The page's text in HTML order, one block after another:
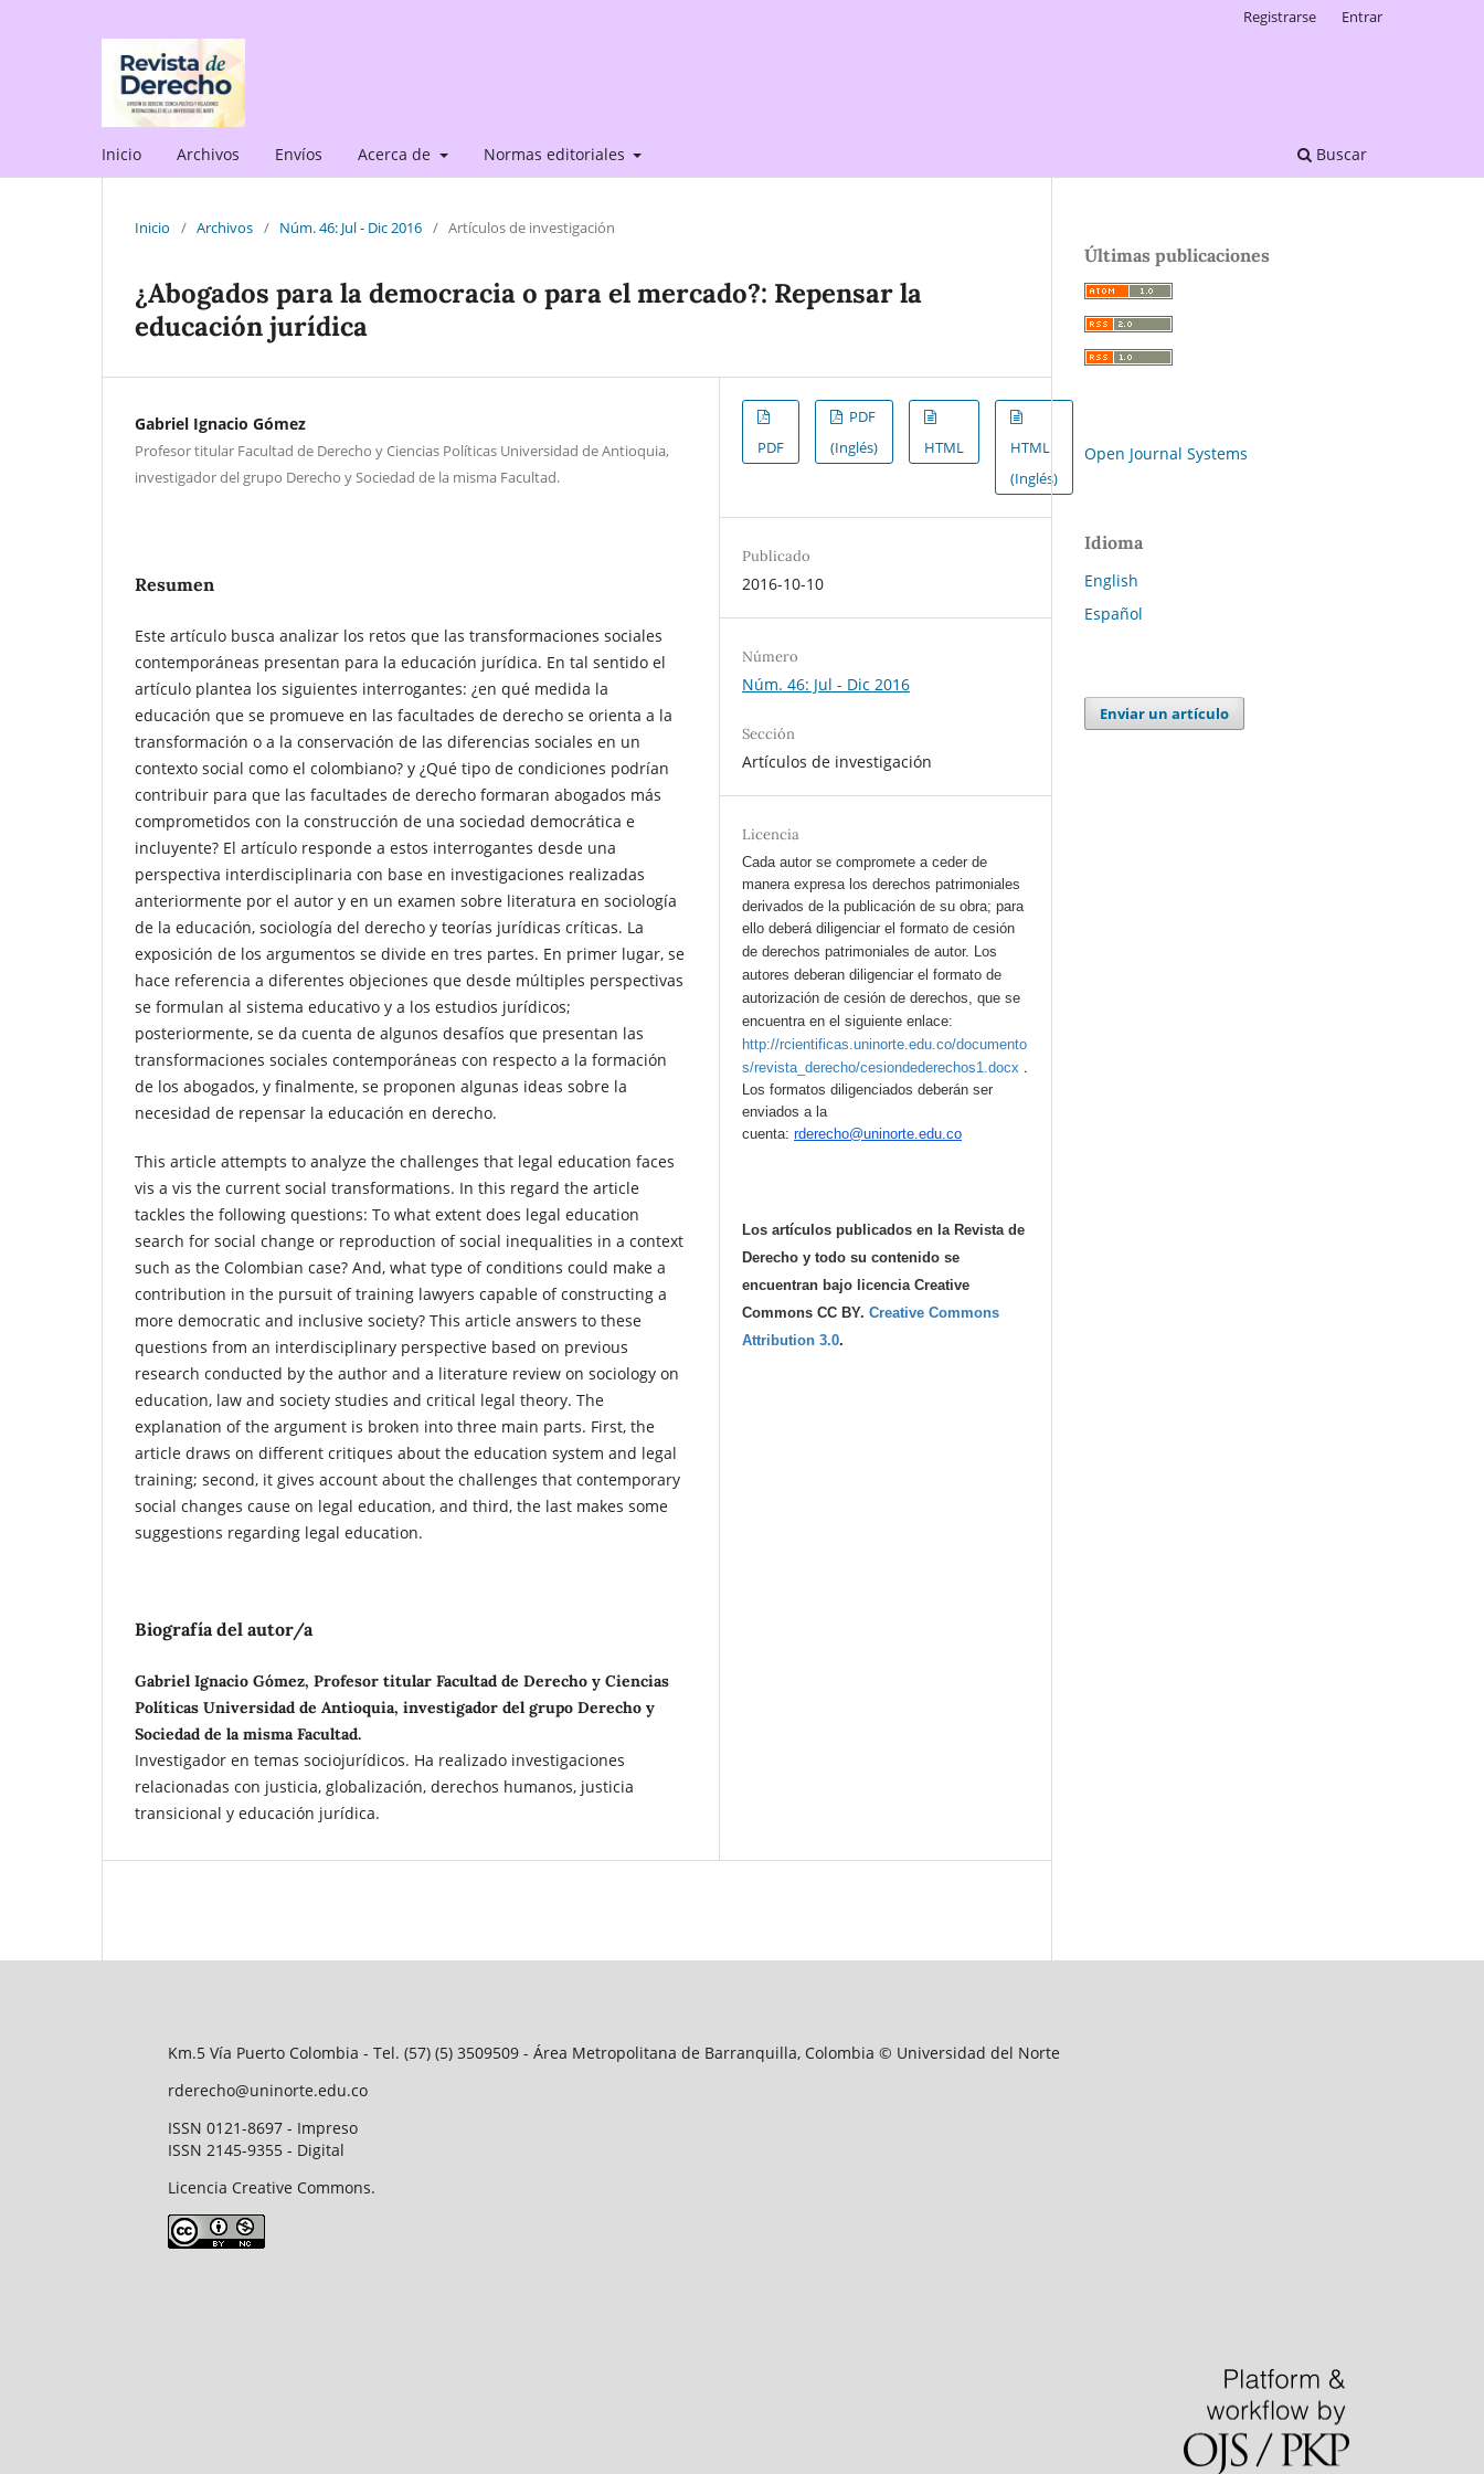
Inicio Archivos Envíos Acerca de Normas editoriales Buscar
Registrarse Entrar
Inicio / Archivos / Núm. 46: Jul - Dic 2016 / Artículos de investigación
¿Abogados para la democracia o para el mercado?: Repensar la
educación jurídica
Gabriel Ignacio Gómez
Profesor titular Facultad de Derecho y Ciencias Políticas Universidad de Antioquia,
investigador del grupo Derecho y Sociedad de la misma Facultad.
Resumen
Este artículo busca analizar los retos que las transformaciones sociales
contemporáneas presentan para la educación jurídica. En tal sentido el
artículo plantea los siguientes interrogantes: ¿en qué medida la
educación que se promueve en las facultades de derecho se orienta a la
transformación o a la conservación de las diferencias sociales en un
contexto social como el colombiano? y ¿Qué tipo de condiciones podrían
contribuir para que las facultades de derecho formaran abogados más
comprometidos con la construcción de una sociedad democrática e
incluyente? El artículo responde a estos interrogantes desde una
perspectiva interdisciplinaria con base en investigaciones realizadas
anteriormente por el autor y en un examen sobre literatura en sociología
de la educación, sociología del derecho y teorías jurídicas críticas. La
exposición de los argumentos se divide en tres partes. En primer lugar, se
hace referencia a diferentes objeciones que desde múltiples perspectivas
se formulan al sistema educativo y a los estudios jurídicos;
posteriormente, se da cuenta de algunos desafíos que presentan las
transformaciones sociales contemporáneas con respecto a la formación
de los abogados, y finalmente, se proponen algunas ideas sobre la
necesidad de repensar la educación en derecho.
This article attempts to analyze the challenges that legal education faces
vis a vis the current social transformations. In this regard the article
tackles the following questions: To what extent does legal education
search for social change or reproduction of social inequalities in a context
such as the Colombian case? And, what type of conditions could make a
contribution in the pursuit of training lawyers capable of constructing a
more democratic and inclusive society? This article answers to these
questions from an interdisciplinary perspective based on previous
research conducted by the author and a literature review on sociology on
education, law and society studies and critical legal theory. The
explanation of the argument is broken into three main parts. First, the
article draws on different critiques about the education system and legal
training; second, it gives account about the challenges that contemporary
social changes cause on legal education, and third, the last makes some
suggestions regarding legal education.
Biografía del autor/a
Gabriel Ignacio Gómez, Profesor titular Facultad de Derecho y Ciencias
Políticas Universidad de Antioquia, investigador del grupo Derecho y
Sociedad de la misma Facultad.
Investigador en temas sociojurídicos. Ha realizado investigaciones
relacionadas con justicia, globalización, derechos humanos, justicia
transicional y educación jurídica.
PDF
PDF
(Inglés)
HTML
HTML
(Inglés)
Publicado
2016-10-10
Número
Núm. 46: Jul - Dic 2016
Sección
Artículos de investigación
Licencia
Cada autor se compromete a ceder de
manera expresa los derechos patrimoniales
derivados de la publicación de su obra; para
ello deberá diligenciar el formato de cesión
de derechos patrimoniales de autor. Los
autores deberan diligenciar el formato de
autorización de cesión de derechos, que se
encuentra en el siguiente enlace:
http://rcientificas.uninorte.edu.co/documento
s/revista_derecho/cesiondederechos1.docx .
Los formatos diligenciados deberán ser
enviados a la
cuenta:rderecho@uninorte.edu.co
Los artículos publicados en la Revista de
Derecho y todo su contenido se
encuentran bajo licencia Creative
Commons CC BY.Creative Commons
Attribution 3.0.
Últimas publicaciones
Open Journal Systems
Idioma
English
Español
Enviar un artículo
Km.5 Vía Puerto Colombia - Tel. (57) (5) 3509509 - Área Metropolitana de Barranquilla, Colombia © Universidad del Norte
rderecho@uninorte.edu.co
ISSN 0121-8697 - Impreso
ISSN 2145-9355 - Digital
Licencia Creative Commons.